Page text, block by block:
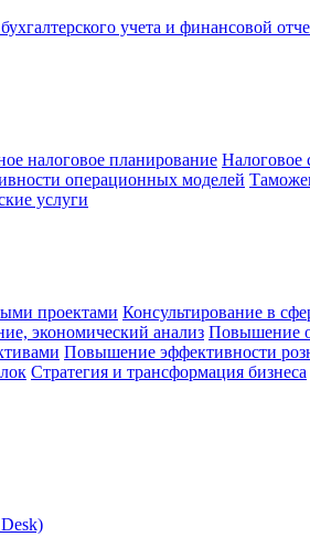
учета и финансовой
налоговое планирование Налоговое
операционных моделей
услуги
проектами Консультирование в
экономический анализ Повышение
Повышение эффективности
Стратегия и трансформация бизнеса